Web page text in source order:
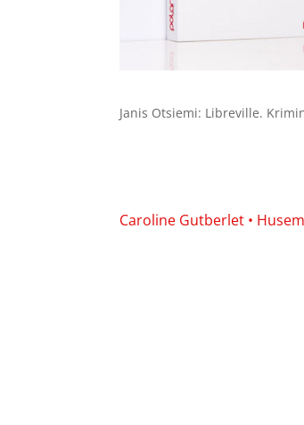
Janis Otsiemi: Libreville.
Caroline Gutberlet •